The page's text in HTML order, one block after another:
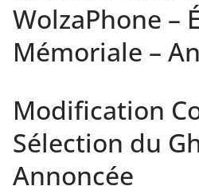
WolzaPhone –
Mémoriale –
Modification
Sélection du
Annoncée